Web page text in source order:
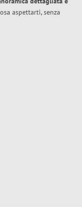
aspettarti, senza